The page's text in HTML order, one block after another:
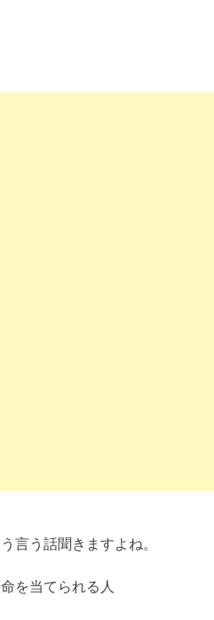
言う話聞きますよね。
を当てられる人